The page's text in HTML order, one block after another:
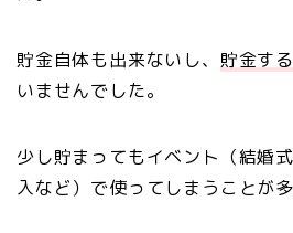
貯金自体も出来ないし、 貯金す
いませんでした。
少し貯まってもイベント（結婚
入など）で使ってしまうことが多